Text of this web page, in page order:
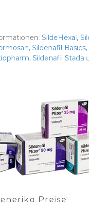
SildeHexal ,
, Sildenafil Basics,
, Sildenafil Stada
Preise